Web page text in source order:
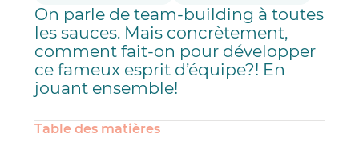
On parle de team-building à toutes
les sauces. Mais concrètement,
comment fait-on pour développer
ce fameux esprit d’équipe?! En
jouant ensemble!
Table des matières